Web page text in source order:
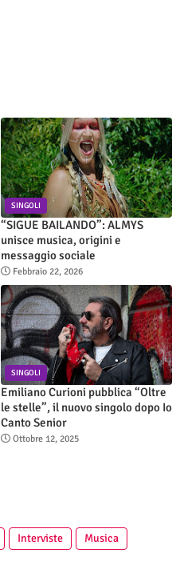
SINGOLI
“SIGUE BAILANDO”: ALMYS
unisce musica, origini e
messaggio sociale
Febbraio 22, 2026
SINGOLI
Emiliano Curioni pubblica “Oltre
le stelle”, il nuovo singolo dopo Io
Canto Senior
Ottobre 12, 2025
Interviste
Musica